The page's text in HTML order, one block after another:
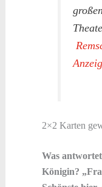
2×2 Karten
Was
Königin?